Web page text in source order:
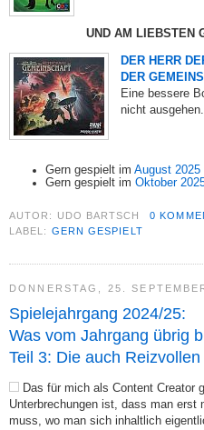
UND AM LIEBSTEN
DER HERR
DER
Eine bessere
nicht ausgehen.
Gern gespielt im August 2025
Gern gespielt im Oktober
AUTOR: UDO BARTSCH
0
LABEL: GERN GESPIELT
DONNERSTAG, 25.
Spielejahrgang 2024/25:
Was vom Jahrgang übrig
Teil 3: Die auch Reizvollen
Das für mich als Content Creator
Unterbrechungen ist, dass man erst
muss, wo man sich inhaltlich